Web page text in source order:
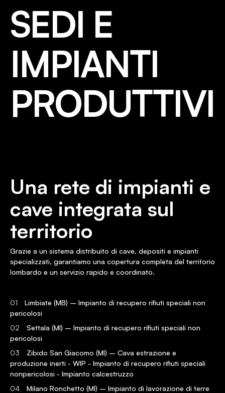
SEDI E
IMPIANTI
PRODUTTIVI
Una rete di impianti e
cave integrata sul
territorio
Grazie a un sistema distribuito di cave, depositi e impianti
specializzati, garantiamo una copertura completa del territorio
lombardo e un servizio rapido e coordinato.
01
Limbiate (MB) – Impianto di recupero rifiuti speciali non
pericolosi
02
Settala (MI) – Impianto di recupero rifiuti speciali non
pericolosi
03
Zibido San Giacomo (MI) – Cava estrazione e
produzione inerti - WIP - Impianto di recupero rifiuti speciali
nonpericolosi - Impianto calcestruzzo
04
Milano Ronchetto (MI) – Impianto di lavorazione di terre